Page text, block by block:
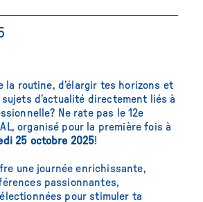
la routine, d’élargir tes horizons et
d’actualité directement liés à
Ne rate pas le 12e
organisé pour la première fois à
25 octobre 2025!
une journée enrichissante,
passionnantes,
pour stimuler ta